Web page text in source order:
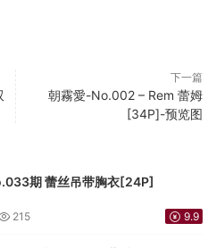
下一篇
朝霧愛-No.002 – Rem 蕾姆
[34P]-预览图
期 蕾丝吊带胸衣[24P]
215 9.9